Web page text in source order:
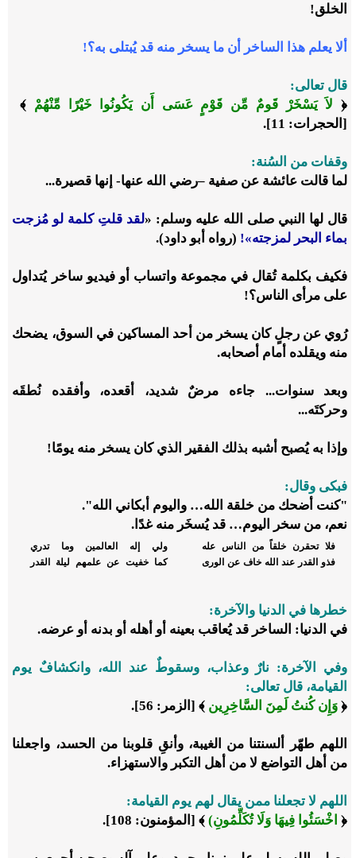
الخلق!
ألا يعلم هذا الساخر أن ما يسخر منه قد يُبتلى به؟!
قال تعالى:
﴿ لاَ يَسْخَرْ قَومٌ مِّن قَوْمٍ عَسَى أَن يَكُونُوا خَيْرًا مِّنْهُمْ ﴾
[الحجرات: 11].
وقفات من السُنة:
لما قالت عائشة عن صفية –رضي الله عنها- إنها قصيرة...
قال لها النبي صلى الله عليه وسلم: «لقد قلتِ كلمة لو مُزجت
بماء البحر لمزجته»! (رواه أبو داود).
فكيف بكلمة تُقال في مجموعة واتساب أو فيديو ساخر يُتداول
على مرأى الناس؟!
رُوي عن رجلٍ كان يسخر من أحد المساكين في السوق، يضحك
منه ويقلده أمام أصحابه.
وبعد سنوات... جاءه مرضٌ شديد، أقعده، وأفقده نُطقَه
وحركتَه...
وإذا به يُصبح أشبه بذلك الفقير الذي كان يسخر منه يومًا!
فبكى وقال:
"كنت أضحك من خلقة الله… واليوم أبكاني الله".
نعم، من سخر اليوم… قد يُسخَر منه غدًا.
فلا تحقرن خلقاً من الناس عله
ولي إله العالمين وما تدري
فذو القدر عند الله خاف عن الورى
كما خفيت عن علمهم ليلة القدر
خطرها في الدنيا والآخرة:
في الدنيا: الساخر قد يُعاقب بعينه أو أهله أو بدنه أو عرضه.
وفي الآخرة: نارٌ وعذاب، وسقوطٌ عند الله، وانكشافٌ يوم
القيامة، قال تعالى:
﴿ وَإِن كُنتُ لَمِنَ السَّاخِرِين ﴾ [الزمر: 56].
اللهم طهّر ألسنتنا من الغيبة، وأنقِ قلوبنا من الحسد، واجعلنا
من أهل التواضع لا من أهل التكبر والاستهزاء.
اللهم لا تجعلنا ممن يقال لهم يوم القيامة:
﴿ اخْسَئُوا فِيهَا وَلَا تُكَلِّمُونِ) ﴾ [المؤمنون: 108].